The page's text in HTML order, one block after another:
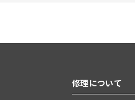
修理について